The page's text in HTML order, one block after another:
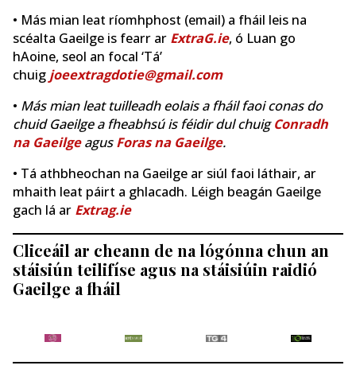
• Más mian leat ríomhphost (email) a fháil leis na
scéalta Gaeilge is fearr ar ExtraG.ie, ó Luan go
hAoine, seol an focal ‘Tá’
chuig joeextragdotie@gmail.com
• Más mian leat tuilleadh eolais a fháil faoi conas do
chuid Gaeilge a fheabhsú is féidir dul chuigConradh
na GaeilgeagusForas na Gaeilge.
• Tá athbheochan na Gaeilge ar siúl faoi láthair, ar
mhaith leat páirt a ghlacadh. Léigh beagán Gaeilge
gach lá ar Extrag.ie
Cliceáil ar cheann de na lógónna chun an
stáisiún teilifíse agus na stáisiúin raidió
Gaeilge a fháil